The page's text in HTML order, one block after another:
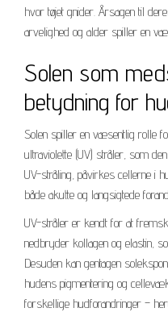
hvor tøjet gnider. Årsagen til
arvelighed og alder spiller en
Solen som
betydning for
Solen spiller en væsentlig rolle
ultraviolette (UV) stråler, som
UV-stråling, påvirkes cellerne i
både akutte og langsigtede
UV-stråler er kendt for at
nedbryder kollagen og elastin,
Desuden kan gentagen
hudens pigmentering og
forskellige hudforandringer –